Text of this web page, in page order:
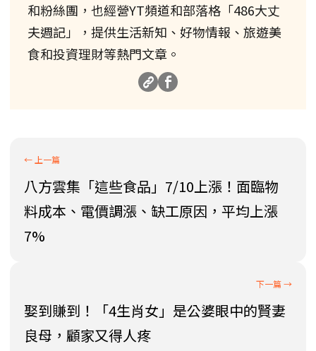
和粉絲團，也經營YT頻道和部落格「486大丈
夫週記」，提供生活新知、好物情報、旅遊美
食和投資理財等熱門文章。
八方雲集「這些食品」7/10上漲！面臨物
料成本、電價調漲、缺工原因，平均上漲
7%
娶到賺到！「4生肖女」是公婆眼中的賢妻
良母，顧家又得人疼